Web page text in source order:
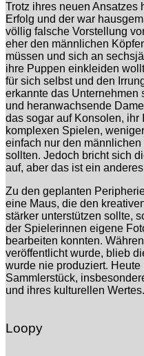
Trotz ihres neuen Ansatzes
Erfolg und der war
völlig falsche Vorstellung
eher den männlichen
müssen und sich an
ihre Puppen einkleiden
für sich selbst und den
erkannte das Unternehmen
und heranwachsende
das sogar auf Konsolen, ihr
komplexen Spielen,
einfach nur den
sollten. Jedoch bricht sich
auf, aber das ist ein
Zu den geplanten
eine Maus, die den
stärker unterstützen sollte,
der Spielerinnen eigene
bearbeiten konnten.
veröffentlicht wurde, blieb
wurde nie produziert.
Sammlerstück,
und ihres kulturellen Wertes.
Loopy